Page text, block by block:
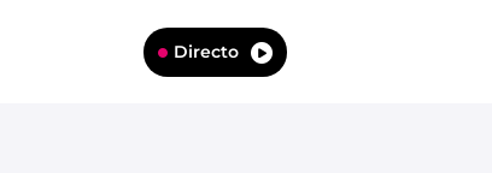
Directo